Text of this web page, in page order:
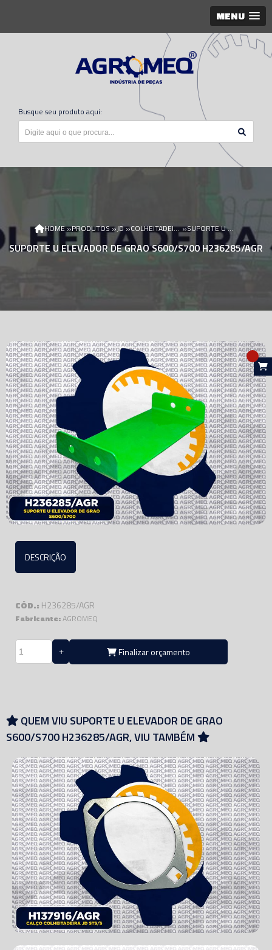
MENU
Busque seu produto aqui:
HOME»PRODUTOS»JD» COLHEITADEIRA JD » SUPORTE U ELEVADOR DE GRAO S600/S700 H236285/AGR
SUPORTE U ELEVADOR DE GRAO S600/S700 H236285/AGR
DESCRIÇÃO
CÓD.: H236285/AGR
Fabricante:AGROMEQ
Finalizar orçamento
QUEM VIU SUPORTE U ELEVADOR DE GRAO
S600/S700 H236285/AGR, VIU TAMBÉM